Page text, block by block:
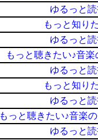
ゆるっと
もっと知り
ゆるっと
もっと聴きたい♪音
ゆるっと
もっと知り
ゆるっと
もっと聴きたい♪音楽
ゆるっと